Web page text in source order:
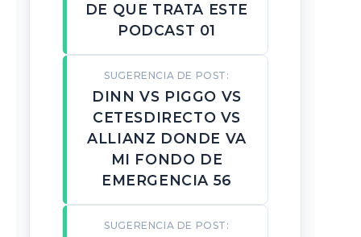
DE QUE TRATA ESTE
PODCAST 01
SUGERENCIA DE POST:
DINN VS PIGGO VS
CETESDIRECTO VS
ALLIANZ DONDE VA
MI FONDO DE
EMERGENCIA 56
SUGERENCIA DE POST: